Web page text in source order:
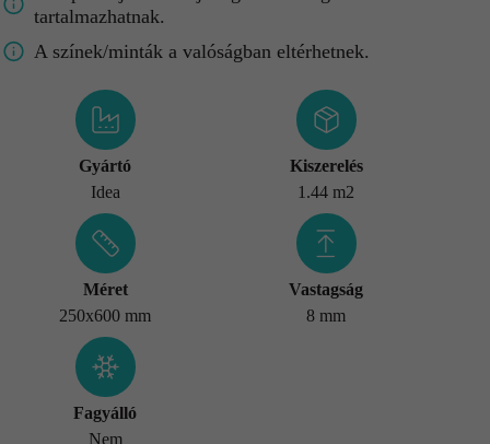
tartalmazhatnak.
A színek/minták a valóságban eltérhetnek.
Gyártó
Idea
Kiszerelés
1.44 m2
Méret
250x600 mm
Vastagság
8 mm
Fagyálló
Nem